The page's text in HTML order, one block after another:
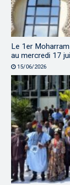
Le 1er
au mercredi 17
15/06/2026